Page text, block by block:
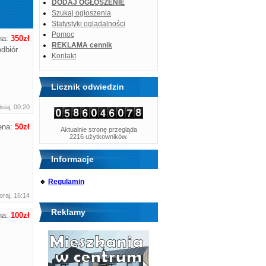
350zł
00:20
50zł
16:14
100zł
DODAJ OGŁOSZENIE
Szukaj ogłoszenia
Statystyki oglądalności
Pomoc
REKLAMA cennik
Kontakt
Licznik odwiedzin
Aktualnie stronę przegląda
2216 użytkowników.
Informacje
🔹 Regulamin
Reklamy